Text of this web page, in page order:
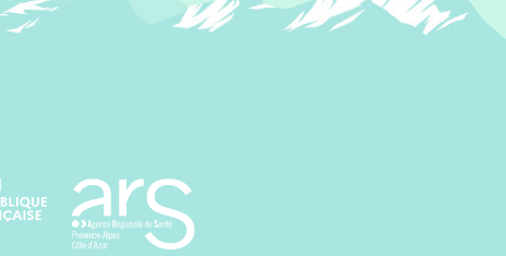
Agence régionale de santé Paca